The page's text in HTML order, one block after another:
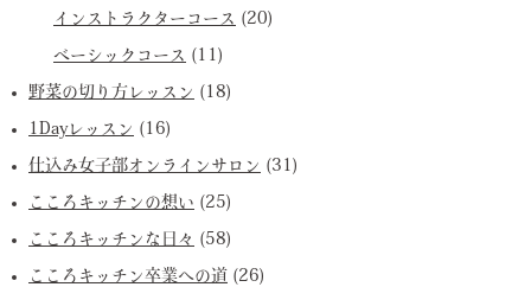
インストラクターコース (20)
ベーシックコース (11)
野菜の切り方レッスン (18)
1Dayレッスン (16)
仕込み女子部オンラインサロン (31)
こころキッチンの想い (25)
こころキッチンな日々 (58)
こころキッチン卒業への道 (26)